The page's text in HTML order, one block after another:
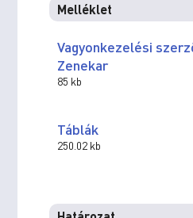
Melléklet
Vagyonkezelési
Zenekar
85 kb
Táblák
250.02 kb